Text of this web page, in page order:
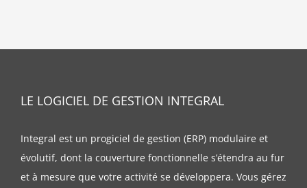
LE LOGICIEL DE GESTION INTEGRAL
Integral est un progiciel de gestion (ERP) modulaire et
évolutif, dont la couverture fonctionnelle s’étendra au fur
et à mesure que votre activité se développera. Vous gérez